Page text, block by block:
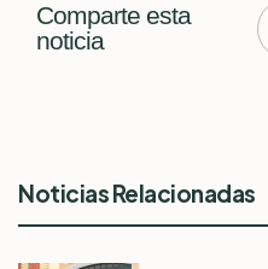
Comparte esta
noticia
Noticias Relacionadas